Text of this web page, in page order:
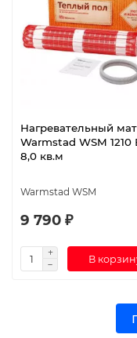
Нагревательный мат
Warmstad WSM 1210
8,0 кв.м
Warmstad WSM
9 790 ₽
В